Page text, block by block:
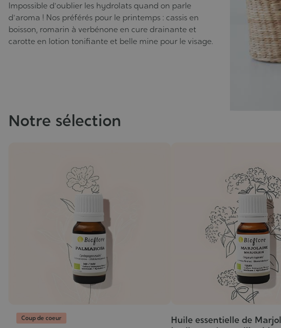
Impossible d'oublier les hydrolats quand on parle
d'aroma ! Nos préférés pour le printemps : cassis en
boisson, romarin à verbénone en cure drainante et
carotte en lotion tonifiante et belle mine pour le visage.
Notre sélection
Coup de coeur
Huile essentielle de
Grade